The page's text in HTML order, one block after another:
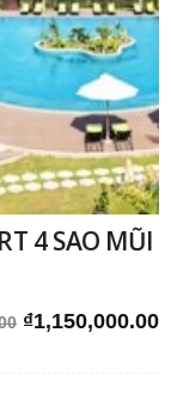
4 SAO MŨI
Giá
₫1,150,000.00